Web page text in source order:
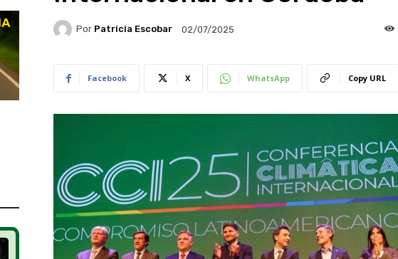
Por Patricia Escobar 02/07/2025
Facebook X WhatsApp Copy URL